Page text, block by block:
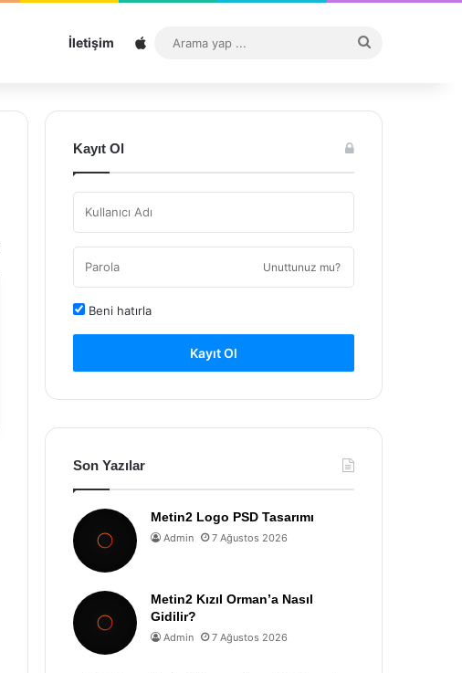
İletişim Sitemap
...
Kayıt Ol
Unuttunuz mu?
Beni hatırla
Kayıt Ol
Son Yazılar
Metin2 Logo PSD Tasarımı
Admin 7 Ağustos 2026
Metin2 Kızıl Orman’a Nasıl
Gidilir?
Admin 7 Ağustos 2026